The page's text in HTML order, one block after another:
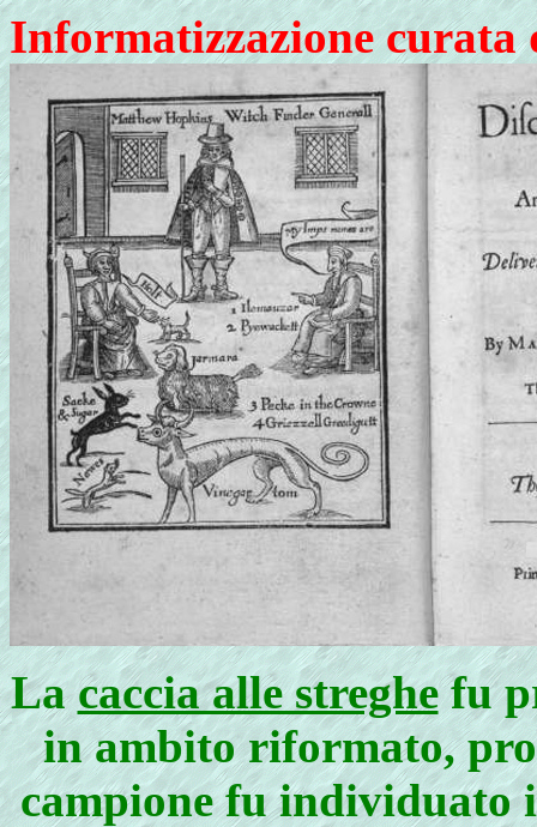
Informatizzazione curata
Lacaccia alle streghefu
in ambito riformato,
campione fu